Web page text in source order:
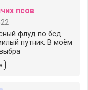
псов
флуд по бсд.
путник. В моём